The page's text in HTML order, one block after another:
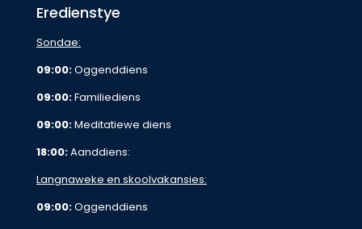
Eredienstye
Sondae:
09:00:Oggenddiens
09:00:Familiediens
09:00:Meditatiewe diens
18:00:Aanddiens:
Langnaweke en skoolvakansies:
09:00:Oggenddiens